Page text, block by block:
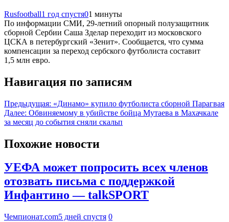
Rusfootball1 год спустя01 минуты
По информации СМИ, 29-летний опорный полузащитник
сборной Сербии Саша Зделар переходит из московского
ЦСКА в петербургский «Зенит». Сообщается, что сумма
компенсации за переход сербского футболиста составит
1,5 млн евро.
Навигация по записям
Предыдущая: «Динамо» купило футболиста сборной Парагвая
Далее: Обвиняемому в убийстве бойца Мутаева в Махачкале
за месяц до события сняли скальп
Похожие новости
УЕФА может попросить всех членов
отозвать письма с поддержкой
Инфантино — talkSPORT
Чемпионат.com5 дней спустя 0